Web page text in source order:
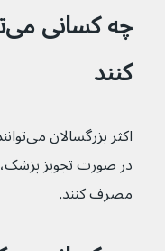
کنند
اکثر
مصرف کنند.